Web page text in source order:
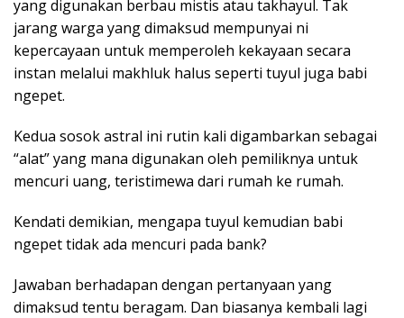
yang digunakan berbau mistis atau takhayul. Tak
jarang warga yang dimaksud mempunyai ni
kepercayaan untuk memperoleh kekayaan secara
instan melalui makhluk halus seperti tuyul juga babi
ngepet.
Kedua sosok astral ini rutin kali digambarkan sebagai
“alat” yang mana digunakan oleh pemiliknya untuk
mencuri uang, teristimewa dari rumah ke rumah.
Kendati demikian, mengapa tuyul kemudian babi
ngepet tidak ada mencuri pada bank?
Jawaban berhadapan dengan pertanyaan yang
dimaksud tentu beragam. Dan biasanya kembali lagi